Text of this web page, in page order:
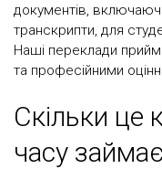
документів,
транскрипти, для
Наші переклади
та професійними
Скільки це
часу